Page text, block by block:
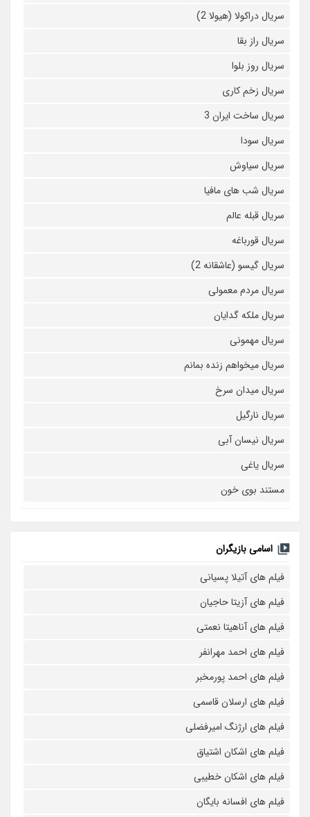
سریال دراکولا (هیولا 2)
سریال راز بقا
سریال روز بلوا
سریال زخم کاری
سریال ساخت ایران 3
سریال سودا
سریال سیاوش
سریال شب های مافیا
سریال قبله عالم
سریال قورباغه
سریال گیسو (عاشقانه 2)
سریال مردم معمولی
سریال ملکه گدایان
سریال مهمونی
سریال میخواهم زنده بمانم
سریال میدان سرخ
سریال نارگیل
سریال نیسان آبی
سریال یاغی
مستند بوی خون
اسامی بازیگران
فیلم های آتیلا پسیانی
فیلم های آزیتا حاجیان
فیلم های آناهیتا نعمتی
فیلم های احمد مهرانفر
فیلم های احمد پورمخبر
فیلم های ارسلان قاسمی
فیلم های ارژنگ امیرفضلی
فیلم های اشکان اشتیاق
فیلم های اشکان خطیبی
فیلم های افسانه بایگان